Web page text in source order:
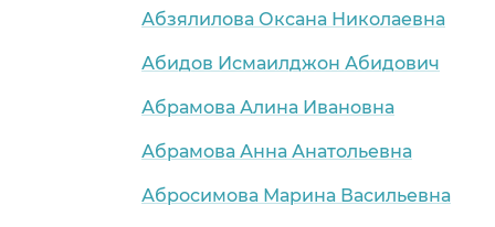
Абзялилова Оксана Николаевна
Абидов Исмаилджон Абидович
Абрамова Алина Ивановна
Абрамова Анна Анатольевна
Абросимова Марина Васильевна